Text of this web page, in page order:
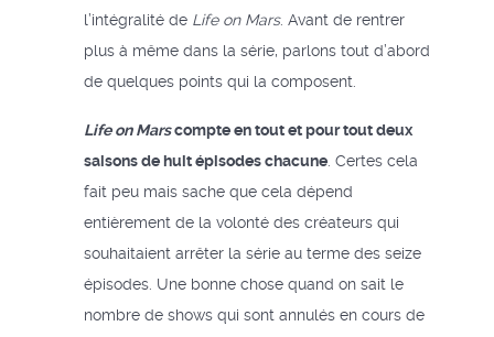
l’intégralité de Life on Mars. Avant de rentrer
plus à même dans la série, parlons tout d’abord
de quelques points qui la composent.
Life on Marscompte en tout et pour tout deux
saisons de huit épisodes chacune. Certes cela
fait peu mais sache que cela dépend
entièrement de la volonté des créateurs qui
souhaitaient arrêter la série au terme des seize
épisodes. Une bonne chose quand on sait le
nombre de shows qui sont annulés en cours de